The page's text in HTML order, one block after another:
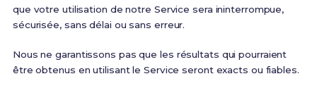
que votre utilisation de notre Service sera ininterrompue,
sécurisée, sans délai ou sans erreur.
Nous ne garantissons pas que les résultats qui pourraient
être obtenus en utilisant le Service seront exacts ou fiables.